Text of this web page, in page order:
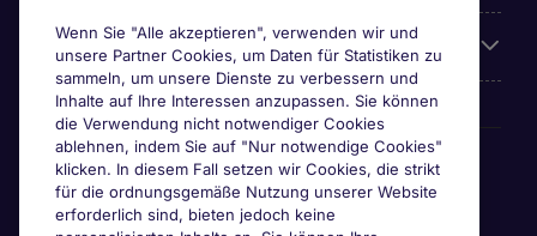
Über Michael Page
Awards & Zertifizierungen
Wenn Sie "Alle akzeptieren", verwenden wir und
unsere Partner Cookies, um Daten für Statistiken zu
sammeln, um unsere Dienste zu verbessern und
Inhalte auf Ihre Interessen anzupassen. Sie können
die Verwendung nicht notwendiger Cookies
ablehnen, indem Sie auf "Nur notwendige Cookies"
klicken. In diesem Fall setzen wir Cookies, die strikt
für die ordnungsgemäße Nutzung unserer Website
erforderlich sind, bieten jedoch keine